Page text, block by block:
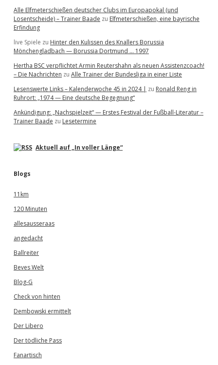
Alle Elfmeterschießen deutscher Clubs im Europapokal (und
Losentscheide) – Trainer Baade zu Elfmeterschießen, eine bayrische
Erfindung
live Spiele zu Hinter den Kulissen des Knallers Borussia
Mönchengladbach — Borussia Dortmund … 1997
Hertha BSC verpflichtet Armin Reutershahn als neuen Assistenzcoach!
– Die Nachrichten zu Alle Trainer der Bundesliga in einer Liste
Lesenswerte Links – Kalenderwoche 45 in 2024 | zu Ronald Reng in
Ruhrort: „1974 — Eine deutsche Begegnung“
Ankündigung: „Nachspielzeit“ — Erstes Festival der Fußball-Literatur –
Trainer Baade zu Lesetermine
Aktuell auf „In voller Länge“
Blogs
11km
120 Minuten
allesausseraas
angedacht
Ballreiter
Beves Welt
Blog-G
Check von hinten
Dembowski ermittelt
Der Libero
Der tödliche Pass
Fanartisch